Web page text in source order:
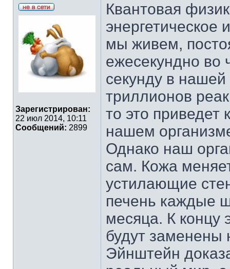
Зарегистрирован:
22 июл 2014, 10:11
Сообщений: 2899
Квантовая
мы живем,
ежесекундно во
секунду в
триллионов
то это приведет
нашем
Однако наш
сам. Кожа
устилающие
печень каждые
месяца. К концу
будут заменены
Эйнштейн